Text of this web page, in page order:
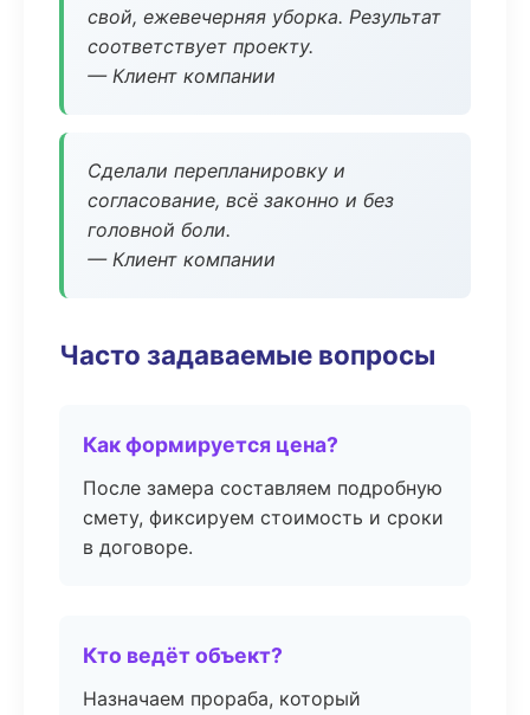
свой, ежевечерняя уборка. Результат
соответствует проекту.
— Клиент компании
Сделали перепланировку и
согласование, всё законно и без
головной боли.
— Клиент компании
Часто задаваемые вопросы
Как формируется цена?
После замера составляем подробную
смету, фиксируем стоимость и сроки
в договоре.
Кто ведёт объект?
Назначаем прораба, который